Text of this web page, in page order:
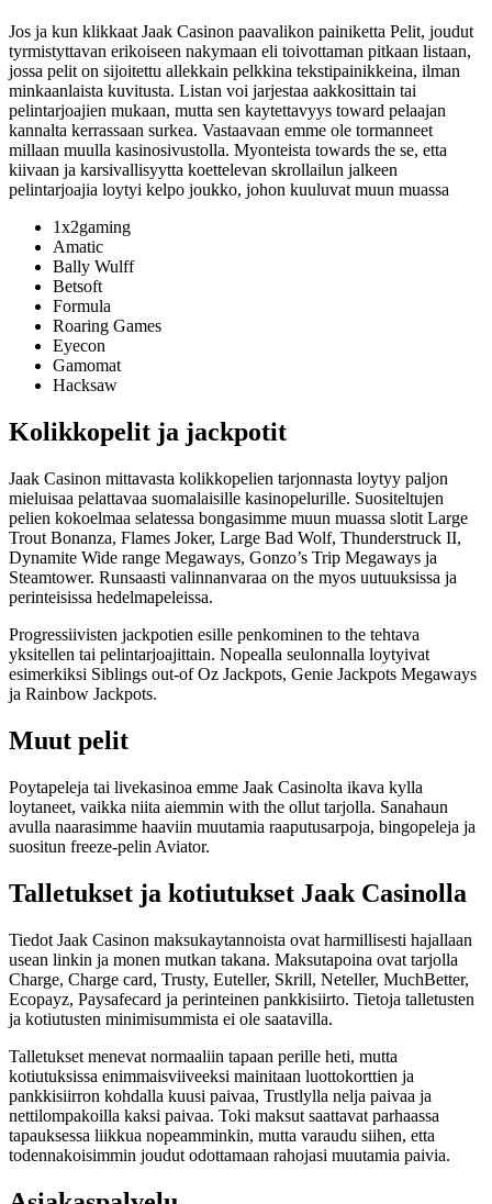
Jos ja kun klikkaat Jaak Casinon paavalikon painiketta Pelit, joudut
tyrmistyttavan erikoiseen nakymaan eli toivottaman pitkaan listaan,
jossa pelit on sijoitettu allekkain pelkkina tekstipainikkeina, ilman
minkaanlaista kuvitusta. Listan voi jarjestaa aakkosittain tai
pelintarjoajien mukaan, mutta sen kaytettavyys toward pelaajan
kannalta kerrassaan surkea. Vastaavaan emme ole tormanneet
millaan muulla kasinosivustolla. Myonteista towards the se, etta
kiivaan ja karsivallisyytta koettelevan skrollailun jalkeen
pelintarjoajia loytyi kelpo joukko, johon kuuluvat muun muassa
1x2gaming
Amatic
Bally Wulff
Betsoft
Formula
Roaring Games
Eyecon
Gamomat
Hacksaw
Kolikkopelit ja jackpotit
Jaak Casinon mittavasta kolikkopelien tarjonnasta loytyy paljon
mieluisaa pelattavaa suomalaisille kasinopelurille. Suositeltujen
pelien kokoelmaa selatessa bongasimme muun muassa slotit Large
Trout Bonanza, Flames Joker, Large Bad Wolf, Thunderstruck II,
Dynamite Wide range Megaways, Gonzo’s Trip Megaways ja
Steamtower. Runsaasti valinnanvaraa on the myos uutuuksissa ja
perinteisissa hedelmapeleissa.
Progressiivisten jackpotien esille penkominen to the tehtava
yksitellen tai pelintarjoajittain. Nopealla seulonnalla loytyivat
esimerkiksi Siblings out-of Oz Jackpots, Genie Jackpots Megaways
ja Rainbow Jackpots.
Muut pelit
Poytapeleja tai livekasinoa emme Jaak Casinolta ikava kylla
loytaneet, vaikka niita aiemmin with the ollut tarjolla. Sanahaun
avulla naarasimme haaviin muutamia raaputusarpoja, bingopeleja ja
suositun freeze-pelin Aviator.
Talletukset ja kotiutukset Jaak Casinolla
Tiedot Jaak Casinon maksukaytannoista ovat harmillisesti hajallaan
usean linkin ja monen mutkan takana. Maksutapoina ovat tarjolla
Charge, Charge card, Trusty, Euteller, Skrill, Neteller, MuchBetter,
Ecopayz, Paysafecard ja perinteinen pankkisiirto. Tietoja talletusten
ja kotiutusten minimisummista ei ole saatavilla.
Talletukset menevat normaaliin tapaan perille heti, mutta
kotiutuksissa enimmaisviiveeksi mainitaan luottokorttien ja
pankkisiirron kohdalla kuusi paivaa, Trustlylla nelja paivaa ja
nettilompakoilla kaksi paivaa. Toki maksut saattavat parhaassa
tapauksessa liikkua nopeamminkin, mutta varaudu siihen, etta
todennakoisimmin joudut odottamaan rahojasi muutamia paivia.